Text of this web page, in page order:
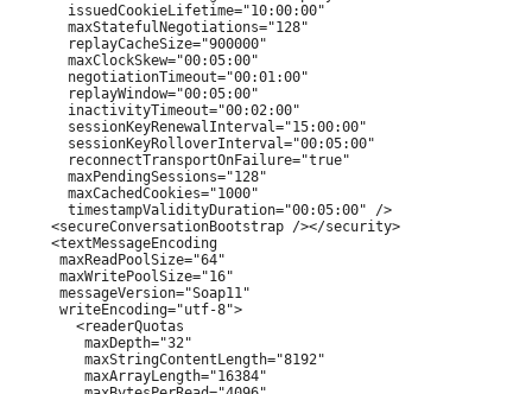
       issuedCookieLifetime="10:00:00"
       maxStatefulNegotiations="128"
       replayCacheSize="900000"
       maxClockSkew="00:05:00"
       negotiationTimeout="00:01:00"
       replayWindow="00:05:00"
       inactivityTimeout="00:02:00"
       sessionKeyRenewalInterval="15:00:00"
       sessionKeyRolloverInterval="00:05:00"
       reconnectTransportOnFailure="true"
       maxPendingSessions="128"
       maxCachedCookies="1000"
       timestampValidityDuration="00:05:00" />
     <secureConversationBootstrap /></security>
     <textMessageEncoding
      maxReadPoolSize="64"
      maxWritePoolSize="16"
      messageVersion="Soap11"
      writeEncoding="utf-8">
        <readerQuotas
         maxDepth="32"
         maxStringContentLength="8192"
         maxArrayLength="16384"